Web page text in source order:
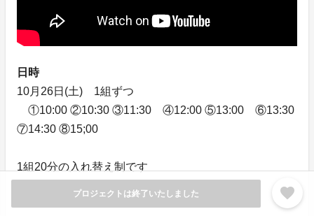
プロジェクトは終了いたしました favorite
日時
10月26日(土) 1組ずつ
①10:00 ②10:30 ③11:30 ④12:00 ⑤13:00 ⑥13:30
⑦14:30 ⑧15;00
1組20分の入れ替え制です